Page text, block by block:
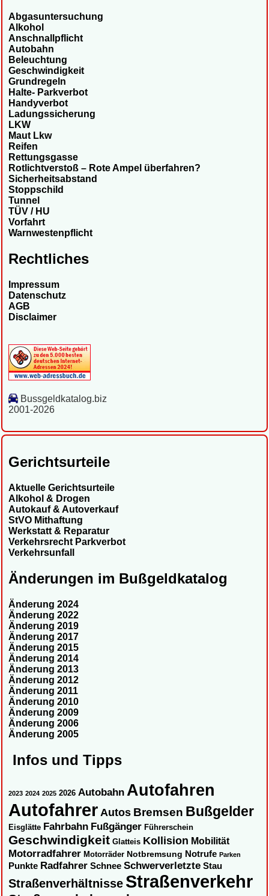
Abgasuntersuchung
Alkohol
Anschnallpflicht
Autobahn
Beleuchtung
Geschwindigkeit
Grundregeln
Halte- Parkverbot
Handyverbot
Ladungssicherung
LKW
Maut Lkw
Reifen
Rettungsgasse
Rotlichtverstoß – Rote Ampel überfahren?
Sicherheitsabstand
Stoppschild
Tunnel
TÜV / HU
Vorfahrt
Warnwestenpflicht
Rechtliches
Impressum
Datenschutz
AGB
Disclaimer
Bussgeldkatalog.biz
2001-2026
Gerichtsurteile
Aktuelle Gerichtsurteile
Alkohol & Drogen
Autokauf & Autoverkauf
StVO Mithaftung
Werkstatt & Reparatur
Verkehrsrecht Parkverbot
Verkehrsunfall
Änderungen im Bußgeldkatalog
Änderung 2024
Änderung 2022
Änderung 2019
Änderung 2017
Änderung 2015
Änderung 2014
Änderung 2013
Änderung 2012
Änderung 2011
Änderung 2010
Änderung 2009
Änderung 2006
Änderung 2005
Infos und Tipps
2023 2024 2025 2026 Autobahn Autofahren
Autofahrer Autos Bremsen Bußgelder
Eisglätte Fahrbahn Fußgänger Führerschein
Geschwindigkeit Glatteis Kollision Mobilität
Motorradfahrer Motorräder Notbremsung Notrufe Parken
Punkte Radfahrer Schnee Schwerverletzte Stau
Straßenverhältnisse Straßenverkehr